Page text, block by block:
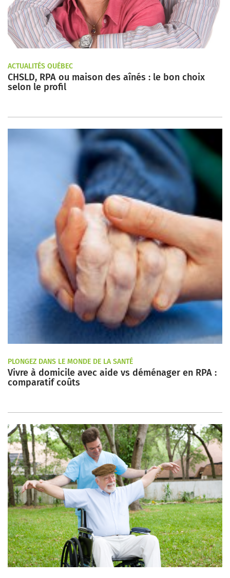
ACTUALITÉS QUÉBEC
CHSLD, RPA ou maison des aînés : le bon choix
selon le profil
PLONGEZ DANS LE MONDE DE LA SANTÉ
Vivre à domicile avec aide vs déménager en RPA :
comparatif coûts